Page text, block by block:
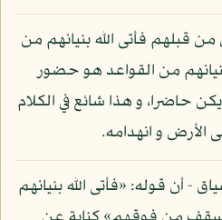
قبلهم فأتى الله بنيانهم من
بنيانهم من القواعد هو حضور
حاضرا، و هذا شائع في الكلام
و انهدامه.
- أن قوله: «فأتى الله بنيانهم